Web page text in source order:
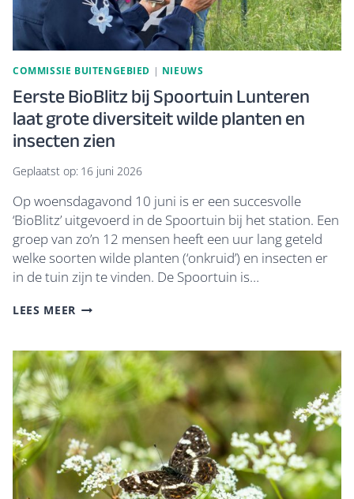
COMMISSIE BUITENGEBIED | NIEUWS
Eerste BioBlitz bij Spoortuin Lunteren
laat grote diversiteit wilde planten en
insecten zien
Geplaatst op: 16 juni 2026
Op woensdagavond 10 juni is er een succesvolle
‘BioBlitz’ uitgevoerd in de Spoortuin bij het station. Een
groep van zo’n 12 mensen heeft een uur lang geteld
welke soorten wilde planten (‘onkruid’) en insecten er
in de tuin zijn te vinden. De Spoortuin is…
LEES MEER EERSTE
SPOORTUIN
LUNTEREN
LAAT
GROTE
DIVERSITEIT
WILDE
PLANTEN
EN
INSECTEN
ZIEN